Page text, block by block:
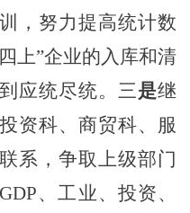
，努力提高统计数
上”企业的 入库和清
应统尽统。 三是继
资科、商贸科、服
系，争取上级部门
GDP、工业、投资、